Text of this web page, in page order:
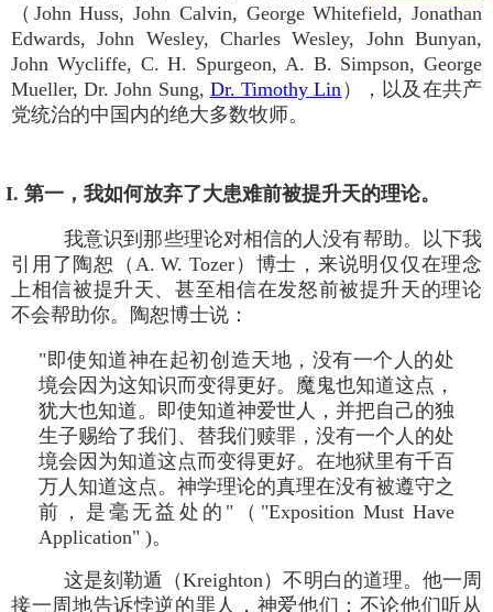
（John Huss, John Calvin, George Whitefield, Jonathan
Edwards, John Wesley, Charles Wesley, John Bunyan,
John Wycliffe, C. H. Spurgeon, A. B. Simpson, George
Mueller, Dr. John Sung, Dr. Timothy Lin ），以及在共产
党统治的中国内的绝大多数牧师。
I. 第一，我如何放弃了大患难前被提升天的理论。
我意识到那些理论对相信的人没有帮助。以下我
引用了陶恕（A. W. Tozer）博士，来说明仅仅在理念
上相信被提升天、甚至相信在发怒前被提升天的理论
不会帮助你。陶恕博士说：
"即使知道神在起初创造天地，没有一个人的处
境会因为这知识而变得更好。魔鬼也知道这点，
犹大也知道。即使知道神爱世人，并把自己的独
生子赐给了我们、替我们赎罪，没有一个人的处
境会因为知道这点而变得更好。在地狱里有千百
万人知道这点。神学理论的真理在没有被遵守之
前，是毫无益处的"（"Exposition Must Have
Application" )。
这是刻勒遁（Kreighton）不明白的道理。他一周
接一周地告诉悖逆的罪人，神爱他们；不论他们听从